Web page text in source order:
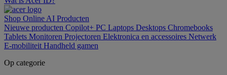
Shop Online AI Producten
Nieuwe producten Copilot+ PC Laptops Desktops Chromebooks
Tablets Monitoren Projectoren Elektronica en accessoires Netwerk
E-mobiliteit Handheld gamen
Op categorie